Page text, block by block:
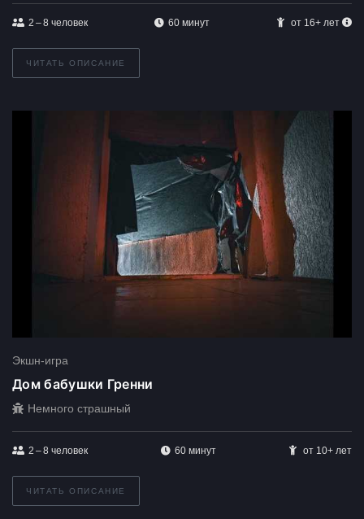
2 – 8 человек 60 минут от 16+ лет
ЧИТАТЬ ОПИСАНИЕ
Экшн-игра
Дом бабушки Гренни
Немного страшный
2 – 8 человек 60 минут от 10+ лет
ЧИТАТЬ ОПИСАНИЕ